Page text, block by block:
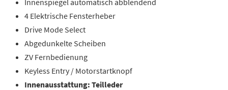
Innenspiegel automatisch abblendend
4 Elektrische Fensterheber
Drive Mode Select
Abgedunkelte Scheiben
ZV Fernbedienung
Keyless Entry / Motorstartknopf
Innenausstattung: Teilleder